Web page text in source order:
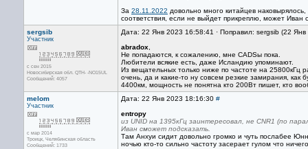
За 28.11.2022 довольно много китайцев
соответствия, если не выйдет прикреплю, может Иван
sergsib
Участник
с сен 2015
Новосибирская обл. QTH- -NO15UL
Сообщений: 4057
Дата: 22 Янв 2023 16:58:41 · Поправил: sergsib (22
abradox
Не попадаются, к сожалению, мне CADSы пока.
Любители всякие есть, даже Исландию упоминают.
Из вещательных только ниже по частоте на 25800кГц
очень, да и какие-то ну совсем резкие замирания, как
4400км, мощность не понятна кто 200Вт пишет, кто
melom
Участник
с мар 2014
Троицк, Челябинская область
Сообщений: 1733
Дата: 22 Янв 2023 18:16:30 #
entropy
из UNID на 1395кГц заинтересовал, не CNR1 (по
Иван сможет подсказать.
Там Анхуи сидит довольно громко и чуть послабее
ночью кто-то сильно частоту засерает гулом что